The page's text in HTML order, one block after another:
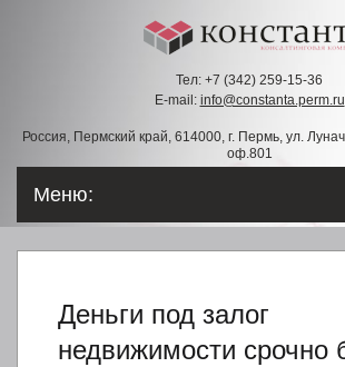
Тел: +7 (342) 259-15-36
E-mail: info@constanta.perm.ru
Россия, Пермский край, 614000, г. Пермь, ул.
оф.801
Меню:
Деньги под залог
недвижимости срочно